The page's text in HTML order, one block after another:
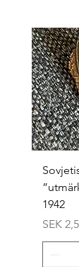
1942
Price
SEK